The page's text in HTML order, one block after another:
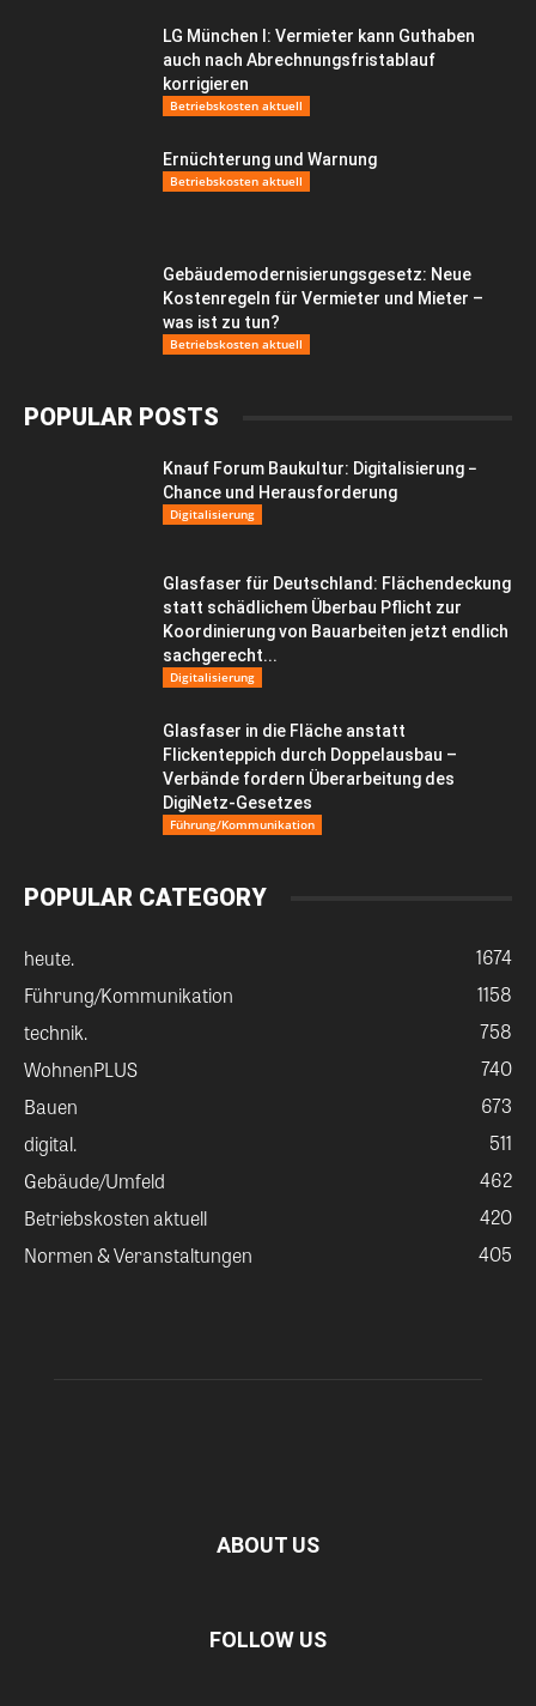
LG München I: Vermieter kann Guthaben
auch nach Abrechnungsfristablauf
korrigieren
Betriebskosten aktuell
Ernüchterung und Warnung
Betriebskosten aktuell
Gebäudemodernisierungsgesetz: Neue
Kostenregeln für Vermieter und Mieter –
was ist zu tun?
Betriebskosten aktuell
POPULAR POSTS
Knauf Forum Baukultur: Digitalisierung −
Chance und Herausforderung
Digitalisierung
Glasfaser für Deutschland: Flächendeckung
statt schädlichem Überbau Pflicht zur
Koordinierung von Bauarbeiten jetzt endlich
sachgerecht...
Digitalisierung
Glasfaser in die Fläche anstatt
Flickenteppich durch Doppelausbau –
Verbände fordern Überarbeitung des
DigiNetz-Gesetzes
Führung/Kommunikation
POPULAR CATEGORY
heute.
1674
Führung/Kommunikation
1158
technik.
758
WohnenPLUS
740
Bauen
673
digital.
511
Gebäude/Umfeld
462
Betriebskosten aktuell
420
Normen & Veranstaltungen
405
ABOUT US
FOLLOW US